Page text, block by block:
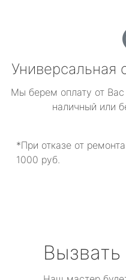
Универсальная
Мы берем оплату от
наличный или
*При отказе от
1000 руб.